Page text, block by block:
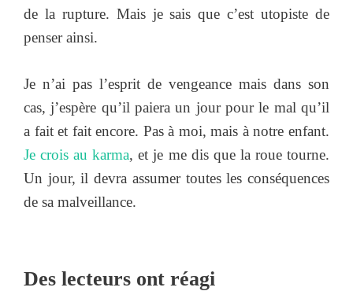
de la rupture. Mais je sais que c’est utopiste de
penser ainsi.
Je n’ai pas l’esprit de vengeance mais dans son
cas, j’espère qu’il paiera un jour pour le mal qu’il
a fait et fait encore. Pas à moi, mais à notre enfant.
Je crois au karma, et je me dis que la roue tourne.
Un jour, il devra assumer toutes les conséquences
de sa malveillance.
Des lecteurs ont réagi